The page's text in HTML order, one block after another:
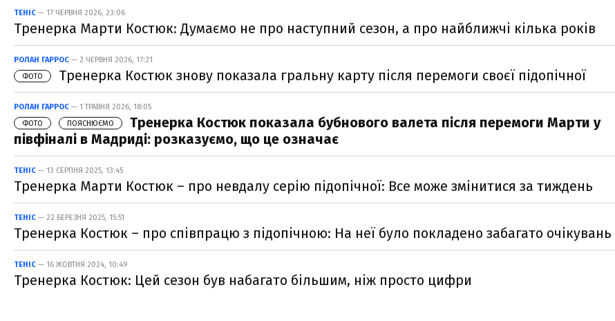
ТЕНІС — 17 ЧЕРВНЯ 2026, 23:06
Тренерка Марти Костюк: Думаємо не про наступний сезон, а про найближчі кілька років
РОЛАН ГАРРОС — 2 ЧЕРВНЯ 2026, 17:21
ФОТО
Тренерка Костюк знову показала гральну карту після перемоги своєї підопічної
РОЛАН ГАРРОС — 1 ТРАВНЯ 2026, 18:05
ФОТО
ПОЯСНЮЄМО
Тренерка Костюк показала бубнового валета після перемоги Марти у
півфіналі в Мадриді: розказуємо, що це означає
ТЕНІС — 13 СЕРПНЯ 2025, 13:45
Тренерка Марти Костюк – про невдалу серію підопічної: Все може змінитися за тиждень
ТЕНІС — 22 БЕРЕЗНЯ 2025, 15:51
Тренерка Костюк – про співпрацю з підопічною: На неї було покладено забагато очікувань
ТЕНІС — 16 ЖОВТНЯ 2024, 10:49
Тренерка Костюк: Цей сезон був набагато більшим, ніж просто цифри